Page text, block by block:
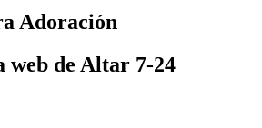
Adoración
web de Altar 7-24